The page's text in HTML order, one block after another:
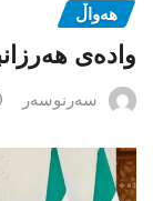
هەواڵ
وادەی
سەرنوسەر